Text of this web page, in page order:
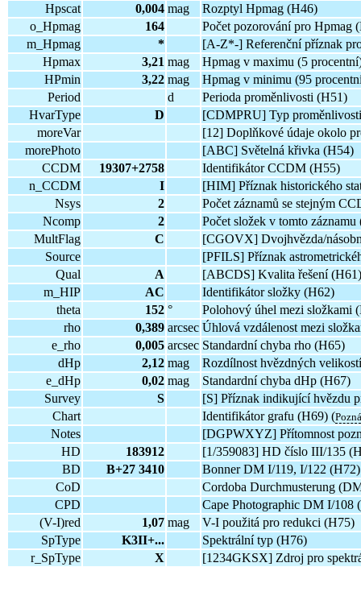
Hpscat
0,004 mag
Rozptyl Hpmag (H46)
o_Hpmag
164
Počet pozorování pro Hpmag
m_Hpmag
*
[A-Z*-] Referenční příznak
Hpmax
3,21 mag
Hpmag v maximu (5
HPmin
3,22 mag
Hpmag v minimu (95
Period
d
Perioda proměnlivosti (H51)
HvarType
D
[CDMPRU] Typ
moreVar
[12] Doplňkové údaje okolo
morePhoto
[ABC] Světelná křivka (H54)
CCDM
19307+2758
Identifikátor CCDM (H55)
n_CCDM
I
[HIM] Příznak historického
Nsys
2
Počet záznamů se stejným
Ncomp
2
Počet složek v tomto záznamu
MultFlag
C
[CGOVX] Dvojhvězda/
Source
[PFILS] Příznak
Qual
A
[ABCDS] Kvalita řešení
m_HIP
AC
Identifikátor složky (H62)
theta
152 °
Polohový úhel mezi složkami
rho
0,389 arcsec Úhlová vzdálenost mezi
e_rho
0,005 arcsec Standardní chyba rho (H65)
dHp
2,12 mag
Rozdílnost hvězdných
e_dHp
0,02 mag
Standardní chyba dHp (H67)
Survey
S
[S] Příznak indikující hvězdu
Chart
Identifikátor grafu (H69) (
Notes
[DGPWXYZ] Přítomnost
HD
183912
[1/359083] HD číslo III/135
BD
B+27 3410
Bonner DM I/119, I/122 (H72)
CoD
Cordoba Durchmusterung
CPD
Cape Photographic DM I/108
(V-I)red
1,07 mag
V-I použitá pro redukci (H75)
SpType
K3II+...
Spektrální typ (H76)
r_SpType
X [1234GKSX] Zdroj pro